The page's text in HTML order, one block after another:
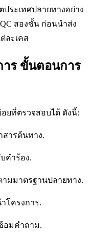
ระเทศปลายทางอย่าง
สองชั้น ก่อนนำส่ง
ละเคส
าร ขั้นตอนการ
อยที่ตรวจสอบได้ ดังนี้:
ารต้นทาง.
คำร้อง.
ามมาตรฐานปลายทาง.
โครงการ.
อมคำถาม.